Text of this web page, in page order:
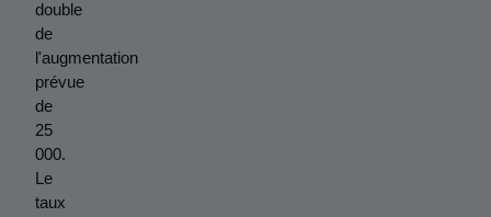
double
de
l'augmentation
prévue
de
25
000.
Le
taux